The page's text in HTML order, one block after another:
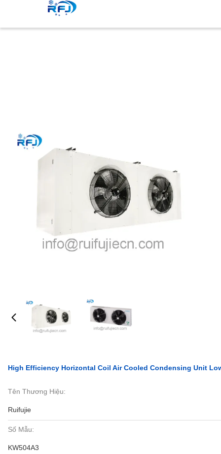
High Efficiency Horizontal Coil Air Cooled Condensing Unit
Tên Thương Hiệu:
Ruifujie
Số Mẫu:
KW504A3